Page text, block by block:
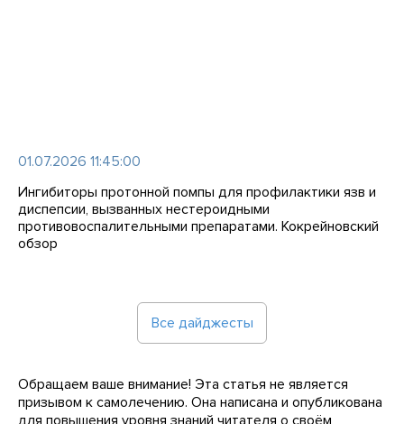
01.07.2026 11:45:00
Ингибиторы протонной помпы для профилактики язв и
диспепсии, вызванных нестероидными
противовоспалительными препаратами. Кокрейновский
обзор
Все дайджесты
Обращаем ваше внимание! Эта статья не является
призывом к самолечению. Она написана и опубликована
для повышения уровня знаний читателя о своём